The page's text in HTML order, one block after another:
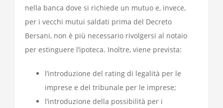
nella banca dove si richiede un mutuo e, invece,
per i vecchi mutui saldati prima del Decreto
Bersani, non è più necessario rivolgersi al notaio
per estinguere l’ipoteca. Inoltre, viene prevista:
l’introduzione del rating di legalità per le
imprese e del tribunale per le imprese;
l’introduzione della possibilità per i